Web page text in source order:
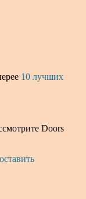
10 лучших
Doors
оставить